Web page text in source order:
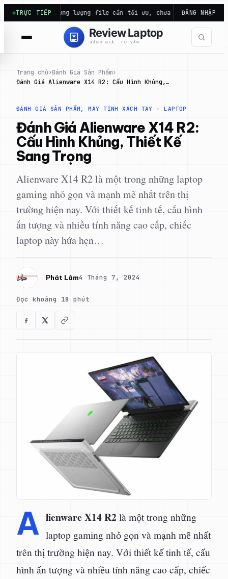
Chuyển
đến
phần
TRỰC TIẾP
Dung lượng file cần tối ưu, chưa chắc thiếu… Laptop
ĐĂNG NHẬP
Trang chủ›Đánh Giá Sản Phẩm›
Đánh Giá Alienware X14 R2: Cấu Hình Khủng,…
ĐÁNH GIÁ SẢN PHẨM , MÁY TÍNH XÁCH TAY – LAPTOP
Đánh Giá Alienware X14 R2:
Cấu Hình Khủng, Thiết Kế
Sang Trọng
Alienware X14 R2 là một trong những laptop
gaming nhỏ gọn và mạnh mẽ nhất trên thị
trường hiện nay. Với thiết kế tinh tế, cấu hình
ấn tượng và nhiều tính năng cao cấp, chiếc
laptop này hứa hẹn…
Phát Lâm4 Tháng 7, 2024
Đọc khoảng 18 phút
A lienware X14 R2là một trong những
laptop gaming nhỏ gọn và mạnh mẽ nhất
trên thị trường hiện nay. Với thiết kế tinh tế, cấu
hình ấn tượng và nhiều tính năng cao cấp, chiếc